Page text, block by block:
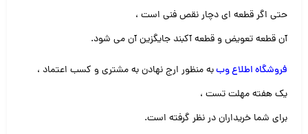
حتی اگر قطعه ای دچار نقص فنی است ،
آن قطعه تعویض و قطعه آکبند جایگزین آن می شود.
فروشگاه اطلاع وببه منظور ارج نهادن به مشتری و کسب اعتماد ،
یک هفته مهلت تست ،
برای شما خریداران در نظر گرفته است.